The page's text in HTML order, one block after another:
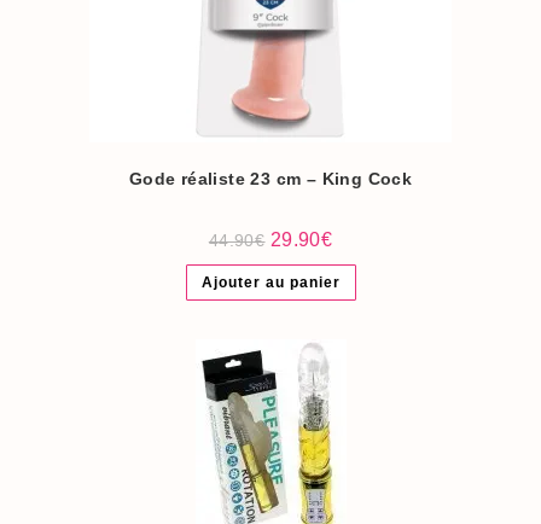
Gode réaliste 23 cm – King Cock
44.90€ Le
initial
était :
44.90€.
29.90€Le
actuel
est :
29.90€.
Ajouter au panier